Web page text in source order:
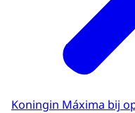
Koningin Máxima bij